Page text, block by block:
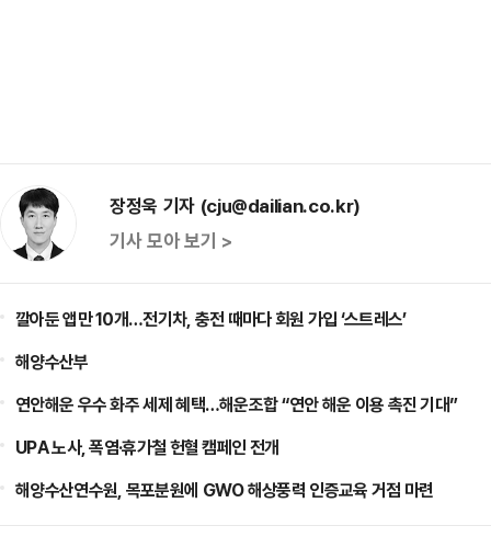
장정욱 기자 (cju@dailian.co.kr)
기사 모아 보기 >
깔아둔 앱만 10개…전기차, 충전 때마다 회원 가입 ‘스트레스’
해양수산부
연안해운 우수 화주 세제 혜택…해운조합 “연안 해운 이용 촉진 기대”
UPA 노사, 폭염·휴가철 헌혈 캠페인 전개
해양수산연수원, 목포분원에 GWO 해상풍력 인증교육 거점 마련